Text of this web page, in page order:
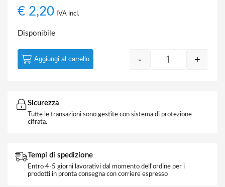
€ 2,20 IVA incl.
Disponibile
Terminale a
- +
Aggiungi al carrello
Sicurezza
Tutte le transazioni sono gestite con sistema di protezione
cifrata.
Tempi di spedizione
Entro 4-5 giorni lavorativi dal momento dell'ordine per i
prodotti in pronta consegna con corriere espresso